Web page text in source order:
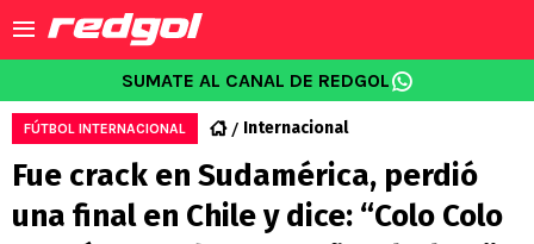
SUMATE AL CANAL DE REDGOL
FÚTBOL INTERNACIONAL Internacional
Fue crack en Sudamérica, perdió
una final en Chile y dice: “Colo Colo